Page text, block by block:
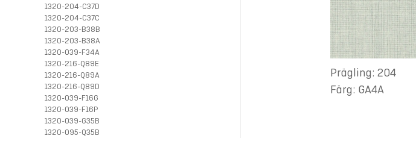
Prägling: 204
Färg: GA4A
1320-204-C37D
1320-204-C37C
1320-203-B38B
1320-203-B38A
1320-039-F34A
1320-216-Q89E
1320-216-Q89A
1320-216-Q89D
1320-039-F16G
1320-039-F16P
1320-039-G35B
1320-095-Q35B